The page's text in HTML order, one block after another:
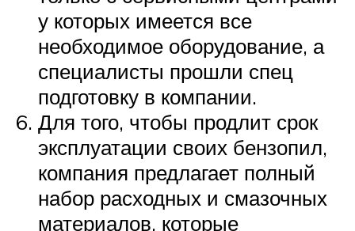
у которых имеется все
необходимое оборудование, а
специалисты прошли спец
подготовку в компании.
Для того, чтобы продлит срок
эксплуатации своих бензопил,
компания предлагает полный
набор расходных и смазочных
материалов, которые